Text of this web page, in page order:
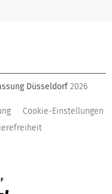
Düsseldorf 2026
Cookie-Einstellungen